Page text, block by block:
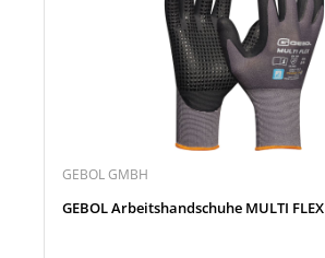
GEBOL GMBH
GEBOL Arbeitshandschuhe MULTI FLEX